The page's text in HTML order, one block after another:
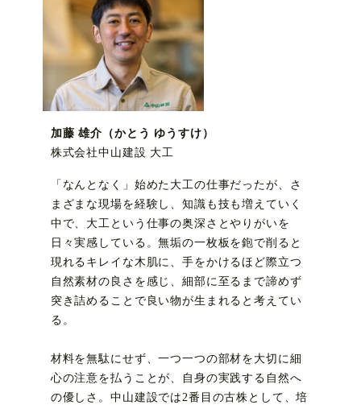
加藤 雄介（かとう ゆうすけ）
株式会社中山建設 大工
「なんとなく」始めた大工の仕事だったが、さ
まざまな現場を経験し、知識も技も増えていく
中で、大工という仕事の奥深さとやりがいを
日々実感している。無垢の一枚板を鉋で削ると
現れるキレイな木肌に、手をかけるほど際立つ
自然素材の良さを感じ、細部に至るまで諦めず
突き詰めることで良い物が生まれると考えてい
る。
材料を無駄にせず、一つ一つの部材を大切に細
心の注意を払うことが、自身の実践する自然へ
の優しさ。中山建設では2番目の古株として、培